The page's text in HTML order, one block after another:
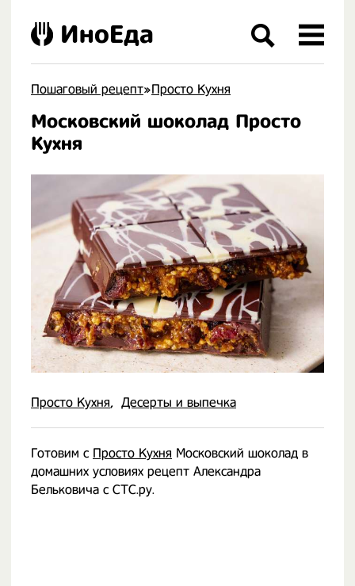
Пошаговый рецепт»Просто Кухня
Московский шоколад Просто
Кухня
Просто Кухня Десерты и выпечка
Готовим с Просто Кухня Московский шоколад в
домашних условиях рецепт Александра
Бельковича с СТС.ру.
ИноЕда